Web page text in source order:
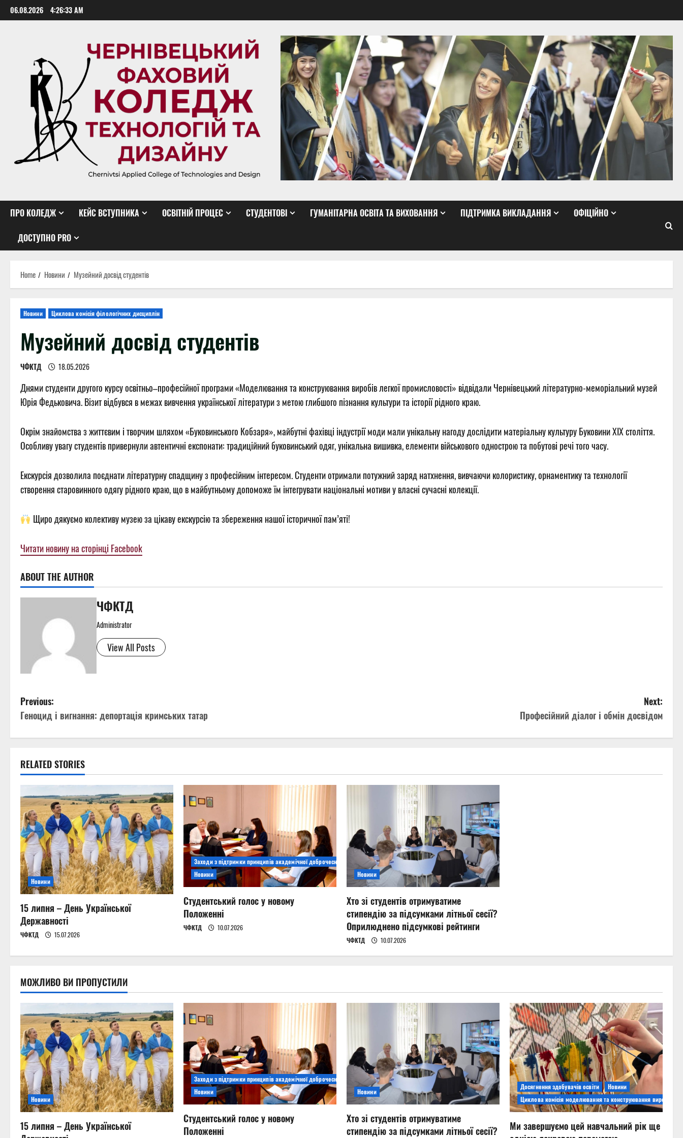
Skip
to
06.08.2026 4:26:34 AM
ПРО КОЛЕДЖ КЕЙС ВСТУПНИКА ОСВІТНІЙ ПРОЦЕС СТУДЕНТОВІ ГУМАНІТАРНА ОСВІТА ТА ВИХОВАННЯ ПІДТРИМКА ВИКЛАДАННЯ ОФІЦІЙНО
ДОСТУПНО PRO
Home Новини Музейний досвід студентів
Новини Циклова комісія філологічних дисциплін
Музейний досвід студентів
ЧФКТД 18.05.2026
Днями студенти другого курсу освітньо–професійної програми «Моделювання та конструювання виробів легкої промисловості» відвідали Чернівецький літературно-меморіальний музей
Юрія Федьковича. Візит відбувся в межах вивчення української літератури з метою глибшого пізнання культури та історії рідного краю.
Окрім знайомства з життєвим і творчим шляхом «Буковинського Кобзаря», майбутні фахівці індустрії моди мали унікальну нагоду дослідити матеріальну культуру Буковини XIX століття.
Особливу увагу студентів привернули автентичні експонати: традиційний буковинський одяг, унікальна вишивка, елементи військового однострою та побутові речі того часу.
Екскурсія дозволила поєднати літературну спадщину з професійним інтересом. Студенти отримали потужний заряд натхнення, вивчаючи колористику, орнаментику та технології
створення старовинного одягу рідного краю, що в майбутньому допоможе їм інтегрувати національні мотиви у власні сучасні колекції.
Щиро дякуємо колективу музею за цікаву екскурсію та збереження нашої історичної пам’яті!
Читати новину на сторінці Facebook
ABOUT THE AUTHOR
ЧФКТД
Administrator
View All Posts
P
o
t
n
a
v
i
g
a
t
i
o
n
Previous:
Геноцид і вигнання: депортація кримських татар
Next:
Професійний діалог і обмін досвідом
RELATED STORIES
Новини
15 липня – День Української
Державності
ЧФКТД 15.07.2026
Заходи з підтримки принципів академічної доброчесності
Новини
Студентський голос у новому
Положенні
ЧФКТД 10.07.2026
Новини
Хто зі студентів отримуватиме
стипендію за підсумками літньої сесії?
Оприлюднено підсумкові рейтинги
ЧФКТД 10.07.2026
МОЖЛИВО ВИ ПРОПУСТИЛИ
Новини
15 липня – День Української
Заходи з підтримки принципів академічної доброчесності
Новини
Студентський голос у новому
Положенні
Новини
Хто зі студентів отримуватиме
стипендію за підсумками літньої сесії?
Досягнення здобувачів освіти
Новини
Циклова комісія моделювання та конструювання виробів
Ми завершуємо цей навчальний рік ще